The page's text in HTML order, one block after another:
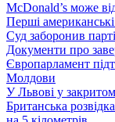
McDonald’s може
Перші
Суд заборонив
Документи про
Європарламент
Молдови
У Львові у
Британська